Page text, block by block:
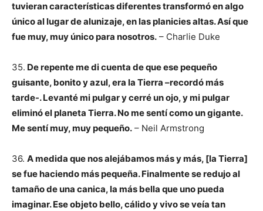
tuvieran características diferentes transformó en algo
único al lugar de alunizaje, en las planicies altas. Así que
fue muy, muy único para nosotros. – Charlie Duke
35. De repente me di cuenta de que ese pequeño
guisante, bonito y azul, era la Tierra –recordó más
tarde-. Levanté mi pulgar y cerré un ojo, y mi pulgar
eliminó el planeta Tierra. No me sentí como un gigante.
Me sentí muy, muy pequeño. – Neil Armstrong
36. A medida que nos alejábamos más y más, [la Tierra]
se fue haciendo más pequeña. Finalmente se redujo al
tamaño de una canica, la más bella que uno pueda
imaginar. Ese objeto bello, cálido y vivo se veía tan